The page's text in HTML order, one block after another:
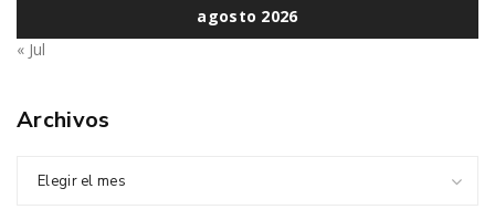
agosto 2026
« Jul
Archivos
Elegir el mes